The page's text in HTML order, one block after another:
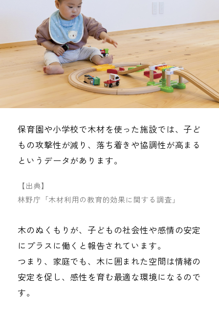
保育園や小学校で木材を使った施設では、子ど
もの攻撃性が減り、落ち着きや協調性が高まる
というデータがあります。
【出典】
林野庁「木材利用の教育的効果に関する調査」
木のぬくもりが、子どもの社会性や感情の安定
にプラスに働くと報告されています。
つまり、家庭でも、木に囲まれた空間は情緒の
安定を促し、感性を育む最適な環境になるので
す。